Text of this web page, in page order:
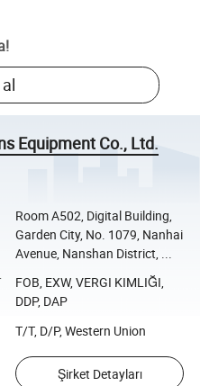
!
Equipment Co., Ltd.
Room A502, Digital Building,
Garden City, No. 1079, Nanhai
Avenue, Nanshan District, ...
FOB, EXW, VERGI KIMLIĞI,
DDP, DAP
T/T, D/P, Western Union
Şirket Detayları